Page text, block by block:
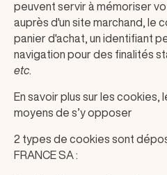
peuvent servir à mémoriser
auprès d'un site marchand, le
panier d'achat, un identifiant
navigation pour des finalités
etc
En savoir plus sur les
moyens de s’y opposer
2 types de cookies sont
FRANCE SA :